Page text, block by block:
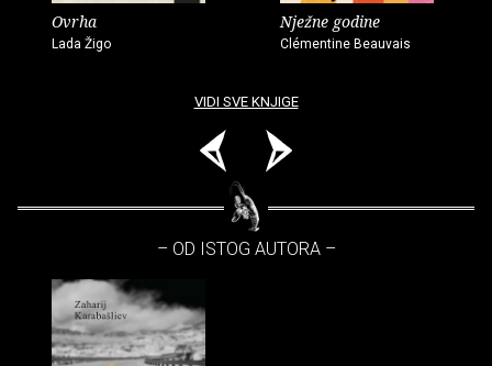
Ovrha
Lada Žigo
Nježne godine
Clémentine Beauvais
VIDI SVE KNJIGE
– OD ISTOG AUTORA –